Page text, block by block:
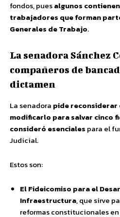
fondos, puesalgunos
trabajadores que forman
Generales de Trabajo.
La senadora Sánchez
compañeros de
dictamen
La senadora pide reconsiderar
modificarlo para salvar cinco
consideró esenciales para el
Judicial.
Estos son:
El Fideicomiso para el
Infraestructura, que sirve
reformas constitucionales